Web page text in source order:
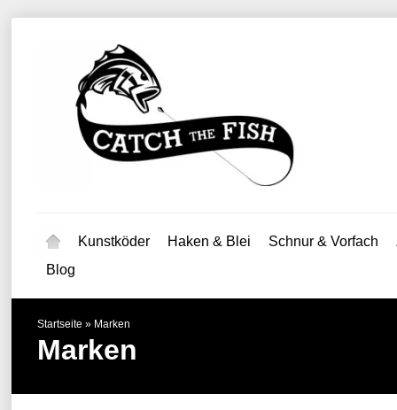
Kunstköder Haken & Blei Schnur & Vorfach
Blog
Startseite » Marken
Marken